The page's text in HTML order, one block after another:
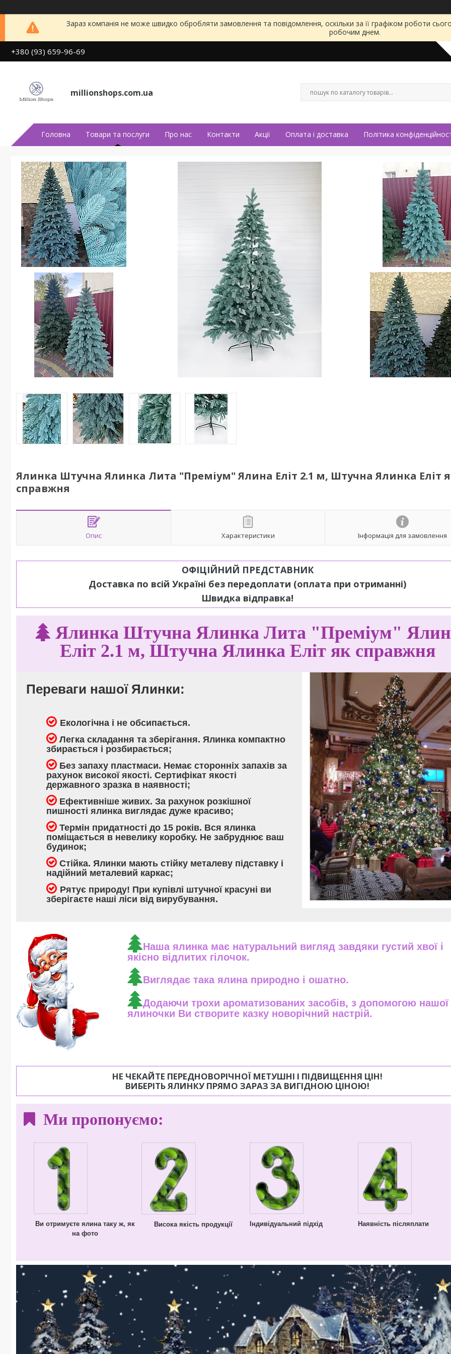
Зараз компанія не може швидко обробляти замовлення та повідомлення, оскільки за її графіком роботи
робочим днем.
+380 (93) 659-96-69
millionshops.com.ua
Головна Товари та послуги Про нас Контакти Акції Оплата і доставка Політика
Ялинка Штучна Ялинка Лита "Преміум" Ялина Еліт 2.1 м, Штучна Ялинка Еліт
справжня
Опис Характеристики Інформація для замовлення
ОФІЦІЙНИЙ ПРЕДСТАВНИК
Доставка по всій Україні без передоплати (оплата при отриманні)
Швидка відправка!
Ялинка Штучна Ялинка Лита "Преміум"
Еліт 2.1 м, Штучна Ялинка Еліт як справжня
Переваги нашої Ялинки:
Екологічна і не обсипається.
Легка складання та зберігання. Ялинка компактно
збирається і розбирається;
Без запаху пластмаси. Немає сторонніх запахів за
рахунок високої якості. Сертифікат якості
державного зразка в наявності;
Ефективніше живих. За рахунок розкішної
пишності ялинка виглядає дуже красиво;
Термін придатності до 15 років. Вся ялинка
поміщається в невелику коробку. Не забруднює ваш
будинок;
Стійка. Ялинки мають стійку металеву підставку і
надійний металевий каркас;
Рятує природу! При купівлі штучної красуні ви
зберігаєте наші ліси від вирубування.
Наша ялинка має натуральний вигляд завдяки густий хвої і
якісно відлитих гілочок.
Виглядає така ялина природно і ошатно.
Додаючи трохи ароматизованих засобів, з допомогою нашої
ялиночки Ви створите казку новорічний настрій.
НЕ ЧЕКАЙТЕ ПЕРЕДНОВОРІЧНОЇ МЕТУШНІ І ПІДВИЩЕННЯ ЦІН!
ВИБЕРІТЬ ЯЛИНКУ ПРЯМО ЗАРАЗ ЗА ВИГІДНОЮ ЦІНОЮ!
Ми пропонуємо:
Ви отримуєте ялина таку ж, як
на фото
Висока якість продукції Індивідуальний підхід Наявність післяплати